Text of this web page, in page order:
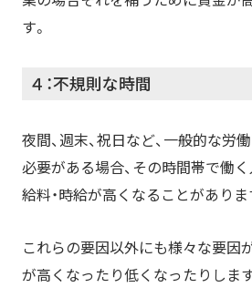
す。
４：不規則な時間
夜間、週末、祝日など、一般的な労
必要がある場合、その時間帯で働
給料・時給が高くなることがありま
これらの要因以外にも様々な要因
が高くなったり低くなったりします